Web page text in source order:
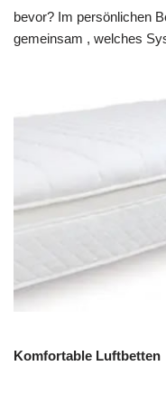
bevor? Im persönlichen
gemeinsam , welches
Komfortable Luftbetten